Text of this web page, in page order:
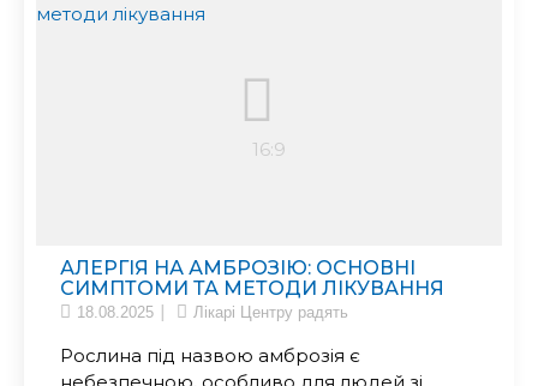
АЛЕРГІЯ НА АМБРОЗІЮ: ОСНОВНІ
СИМПТОМИ ТА МЕТОДИ ЛІКУВАННЯ
18.08.2025 Лікарі Центру радять
Рослина під назвою амброзія є
небезпечною, особливо для людей зі